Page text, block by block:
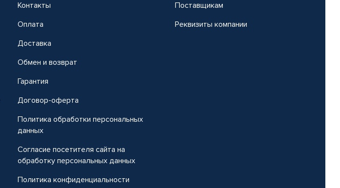
Контакты
Оплата
Доставка
Обмен и возврат
Гарантия
Договор-оферта
Политика обработки персональных
данных
Согласие посетителя сайта на
обработку персональных данных
Политика конфиденциальности
Поставщикам
Реквизиты компании